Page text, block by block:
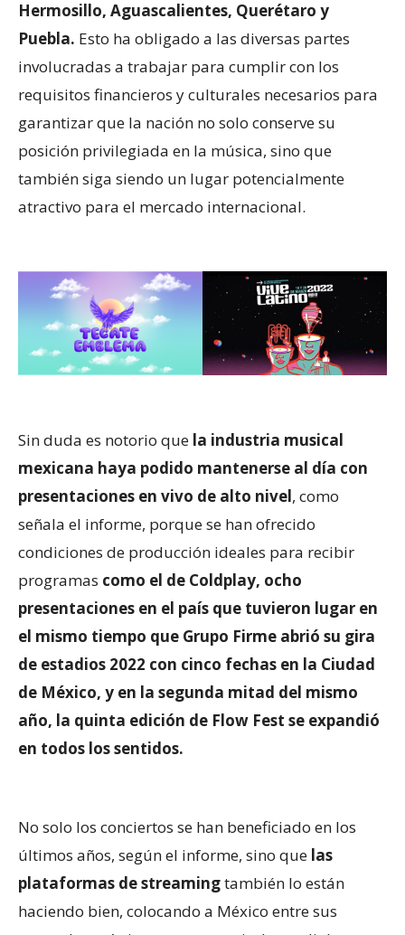
Hermosillo, Aguascalientes, Querétaro y
Puebla. Esto ha obligado a las diversas partes
involucradas a trabajar para cumplir con los
requisitos financieros y culturales necesarios para
garantizar que la nación no solo conserve su
posición privilegiada en la música, sino que
también siga siendo un lugar potencialmente
atractivo para el mercado internacional.
Sin duda es notorio que la industria musical
mexicana haya podido mantenerse al día con
presentaciones en vivo de alto nivel, como
señala el informe, porque se han ofrecido
condiciones de producción ideales para recibir
programas como el de Coldplay, ocho
presentaciones en el país que tuvieron lugar en
el mismo tiempo que Grupo Firme abrió su gira
de estadios 2022 con cinco fechas en la Ciudad
de México, y en la segunda mitad del mismo
año, la quinta edición de Flow Fest se expandió
en todos los sentidos.
No solo los conciertos se han beneficiado en los
últimos años, según el informe, sino que las
plataformas de streamingtambién lo están
haciendo bien, colocando a México entre sus